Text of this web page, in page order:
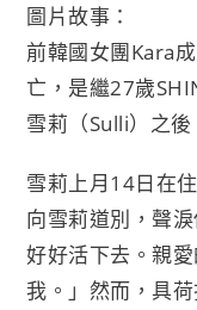
c
e
b
n
e
t
t
e
圖片故事：
前韓國女團Kara
亡， 是繼27歲
雪莉（Sulli）之後
雪莉上月14日在
向雪莉道別， 聲
好好活下去。親愛
我。」然而，具